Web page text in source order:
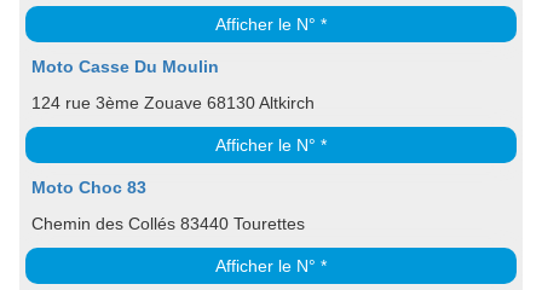
Afficher le N° *
Moto Casse Du Moulin
124 rue 3ème Zouave 68130 Altkirch
Afficher le N° *
Moto Choc 83
Chemin des Collés 83440 Tourettes
Afficher le N° *